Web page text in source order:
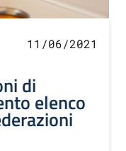
11/06/2021
di
elenco